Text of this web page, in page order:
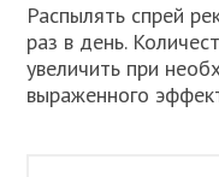
Распылять спрей
раз в день.
увеличить при
выраженного